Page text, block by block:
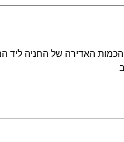
האדירה של החניה ליד